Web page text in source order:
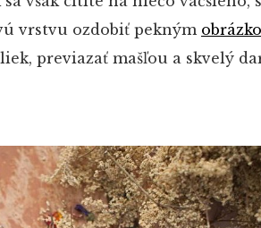
vrstvu ozdobiť pekným
previazať mašľou a skvelý